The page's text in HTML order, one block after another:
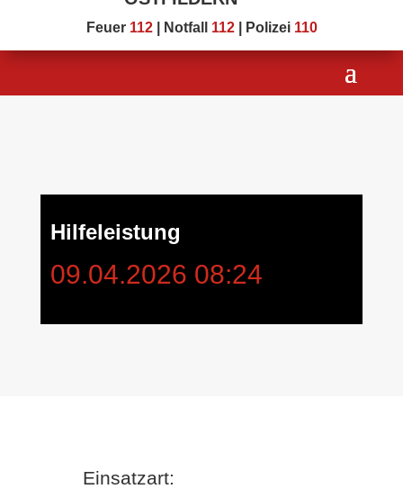
Feuer 112| Notfall 112| Polizei 110
Hilfeleistung
09.04.2026 08:24
Einsatzart: